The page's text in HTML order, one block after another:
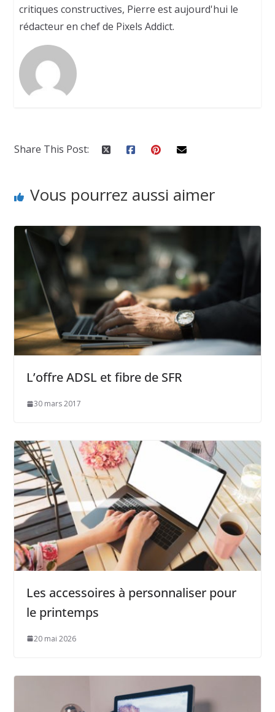
critiques constructives, Pierre est aujourd'hui le
rédacteur en chef de Pixels Addict.
Share This Post:
Vous pourrez aussi aimer
L’offre ADSL et fibre de SFR
30 mars 2017
Les accessoires à personnaliser pour
le printemps
20 mai 2026